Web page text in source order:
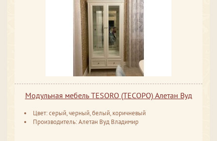
Модульная мебель TESORO (ТЕСОРО) Алетан Вуд
Цвет: серый, черный, белый, коричневый
Производитель: Алетан Вуд Владимир